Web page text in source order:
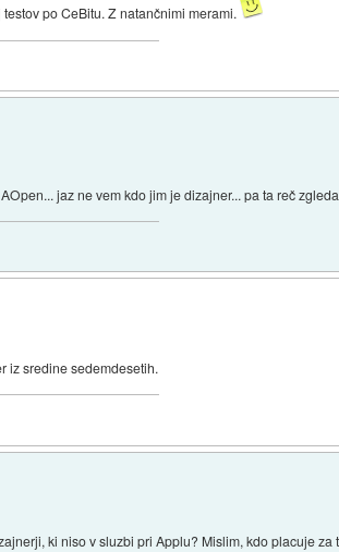
po CeBitu. Z natančnimi merami.
jaz ne vem kdo jim je dizajner... pa ta reč
iz sredine sedemdesetih.
ki niso v sluzbi pri Applu? Mislim, kdo placuje za